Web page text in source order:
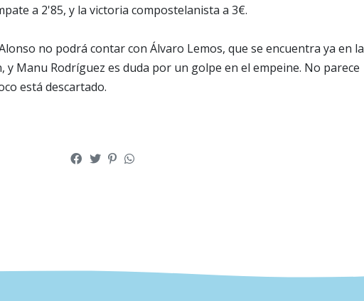
a 2'85, y la victoria compostelanista a 3€.
no podrá contar con Álvaro Lemos, que se encuentra ya en la
y Manu Rodríguez es duda por un golpe en el empeine. No parece
está descartado.